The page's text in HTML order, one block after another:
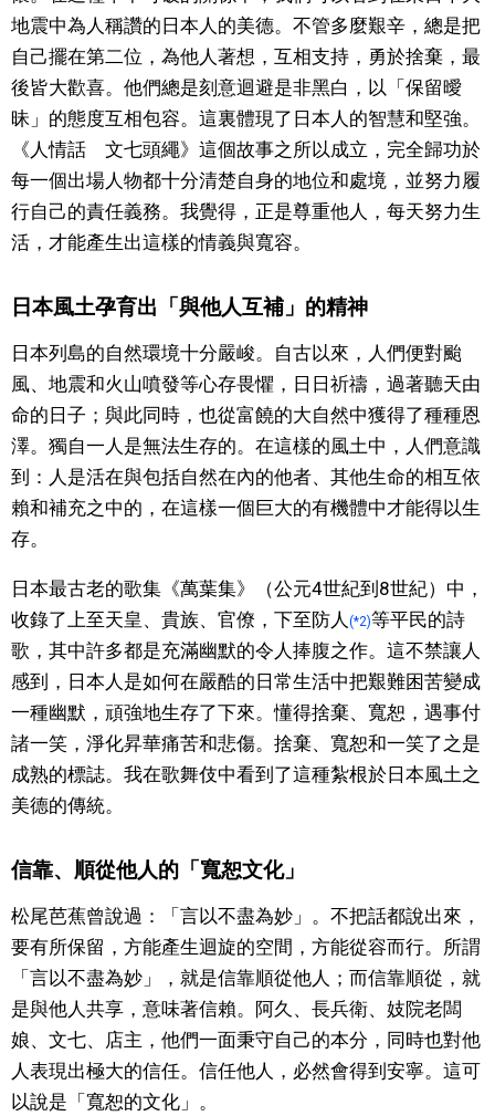
地震中為人稱讚的日本人的美德。不管多麼艱辛，總是把
自己擺在第二位，為他人著想，互相支持，勇於捨棄，最
後皆大歡喜。他們總是刻意迴避是非黑白，以「保留曖
昧」的態度互相包容。這裏體現了日本人的智慧和堅強。
《人情話 文七頭繩》這個故事之所以成立，完全歸功於
每一個出場人物都十分清楚自身的地位和處境，並努力履
行自己的責任義務。我覺得，正是尊重他人，每天努力生
活，才能產生出這樣的情義與寬容。
日本風土孕育出「與他人互補」的精神
日本列島的自然環境十分嚴峻。自古以來，人們便對颱
風、地震和火山噴發等心存畏懼，日日祈禱，過著聽天由
命的日子；與此同時，也從富饒的大自然中獲得了種種恩
澤。獨自一人是無法生存的。在這樣的風土中，人們意識
到：人是活在與包括自然在內的他者、其他生命的相互依
賴和補充之中的，在這樣一個巨大的有機體中才能得以生
存。
日本最古老的歌集《萬葉集》（公元4世紀到8世紀）中，
收錄了上至天皇、貴族、官僚，下至防人 (*2)等平民的詩
歌，其中許多都是充滿幽默的令人捧腹之作。這不禁讓人
感到，日本人是如何在嚴酷的日常生活中把艱難困苦變成
一種幽默，頑強地生存了下來。懂得捨棄、寬恕，遇事付
諸一笑，淨化昇華痛苦和悲傷。捨棄、寬恕和一笑了之是
成熟的標誌。我在歌舞伎中看到了這種紮根於日本風土之
美德的傳統。
信靠、順從他人的「寬恕文化」
松尾芭蕉曾說過：「言以不盡為妙」。不把話都說出來，
要有所保留，方能產生迴旋的空間，方能從容而行。所謂
「言以不盡為妙」，就是信靠順從他人；而信靠順從，就
是與他人共享，意味著信賴。阿久、長兵衛、妓院老闆
娘、文七、店主，他們一面秉守自己的本分，同時也對他
人表現出極大的信任。信任他人，必然會得到安寧。這可
以說是「寬恕的文化」。